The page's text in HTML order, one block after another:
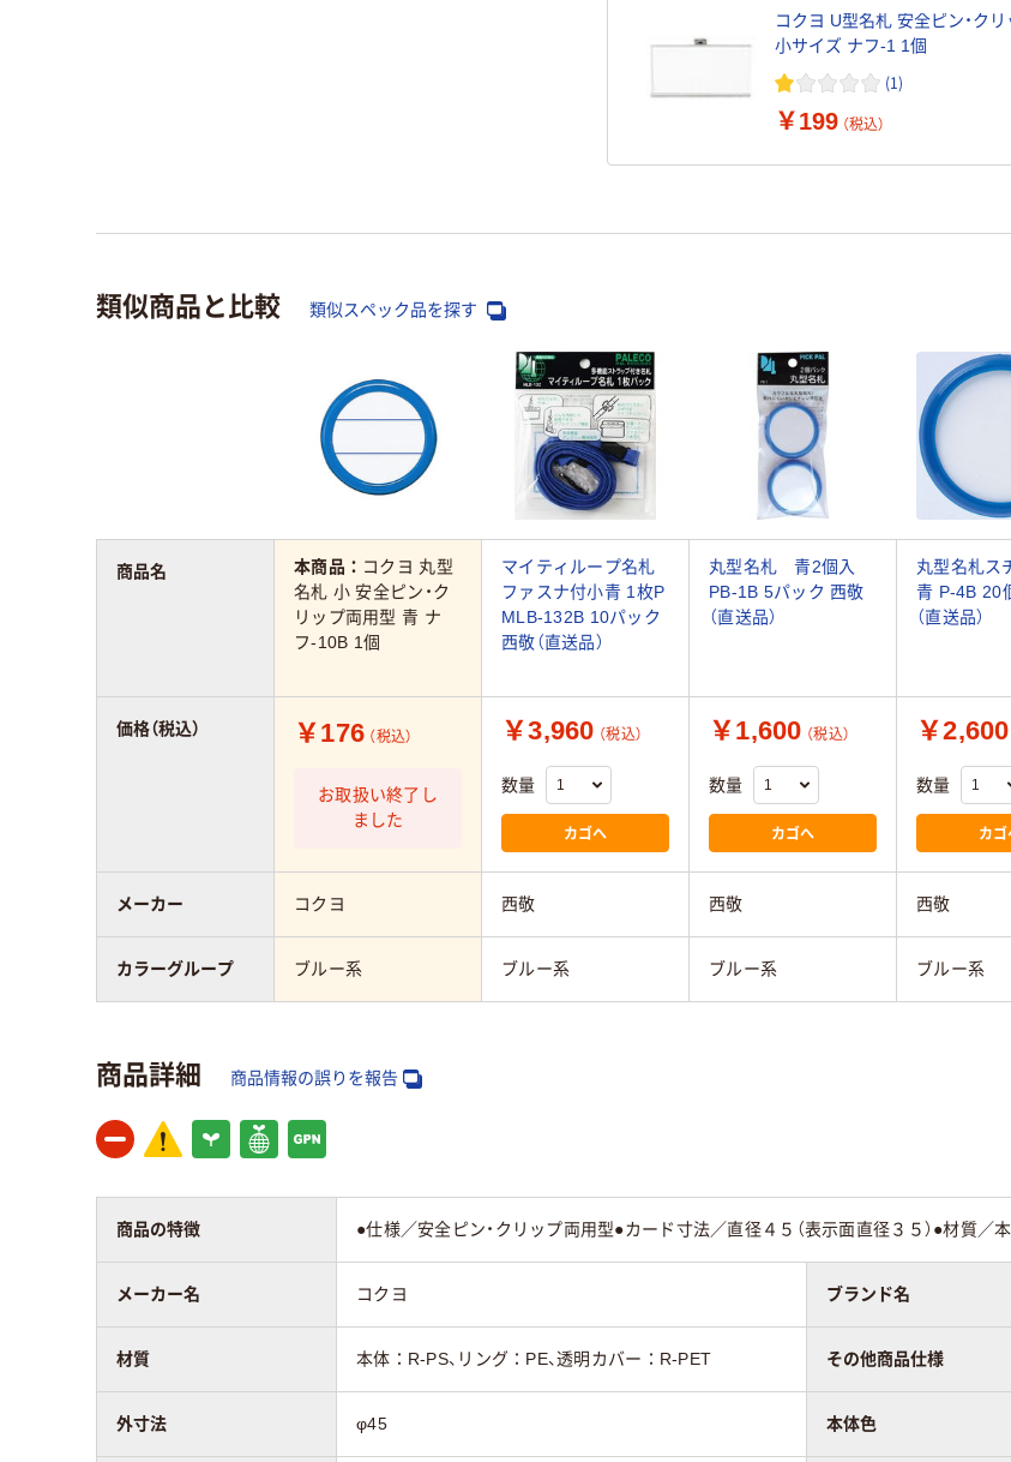
コクヨ U型名札 安全ピン・ク
小サイズ ナフ-1 1個
(1)
￥199 （税込）
類似商品と比較 類似スペック品を探す
本商品： コクヨ 丸型
名札 小 安全ピン・ク
リップ両用型 青 ナ
フ-10B 1個
マイティループ名札
ファスナ付小青 1枚P
MLB-132B 10パック
西敬（直送品）
丸型名札 青2個入
PB-1B 5パック 西敬
（直送品）
丸型名札ス
青 P-4B 20
（直送品）
￥176 （税込）
お取扱い終了し
ました
￥3,960 （税込）
数量
カゴへ
￥1,600 （税込）
数量
カゴへ
￥2,600
数量
カ
コクヨ 西敬 西敬 西敬
ブルー系 ブルー系 ブルー系 ブルー系
商品名
価格（税込）
メーカー
カラーグループ
商品詳細 商品情報の誤りを報告
商品の特徴 ●仕様／安全ピン・クリップ両用型●カード寸法／直径４５（表示面直径３５）●材質
メーカー名 コクヨ ブランド名
材質 本体：R-PS、リング：PE、透明カバー：R-PET その他商品仕様
外寸法 φ45 本体色